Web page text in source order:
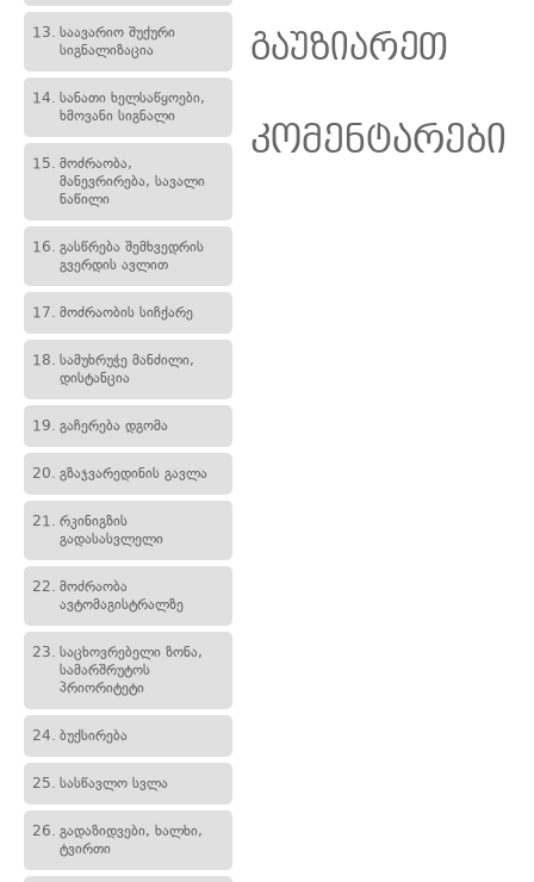
13. საავარიო შუქური
სიგნალიზაცია
14. სანათი ხელსაწყოები,
ხმოვანი სიგნალი
15. მოძრაობა,
მანევრირება, სავალი
ნაწილი
16. გასწრება შემხვედრის
გვერდის ავლით
17. მოძრაობის სიჩქარე
18. სამუხრუჭე მანძილი,
დისტანცია
19. გაჩერება დგომა
20. გზაჯვარედინის გავლა
21. რკინიგზის
გადასასვლელი
22. მოძრაობა
ავტომაგისტრალზე
23. საცხოვრებელი ზონა,
სამარშრუტოს
პრიორიტეტი
24. ბუქსირება
25. სასწავლო სვლა
26. გადაზიდვები, ხალხი,
ტვირთი
გაუზიარეთ
კომენტარები